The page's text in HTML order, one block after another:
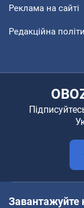
Реклама на сайті
Редакційна
Завантажуйте